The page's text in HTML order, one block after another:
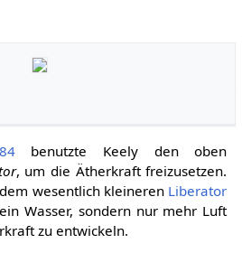
benutzte Keely den oben
, um die Ätherkraft freizusetzen.
wesentlich kleineren Liberator
Wasser, sondern nur mehr Luft
zu entwickeln.